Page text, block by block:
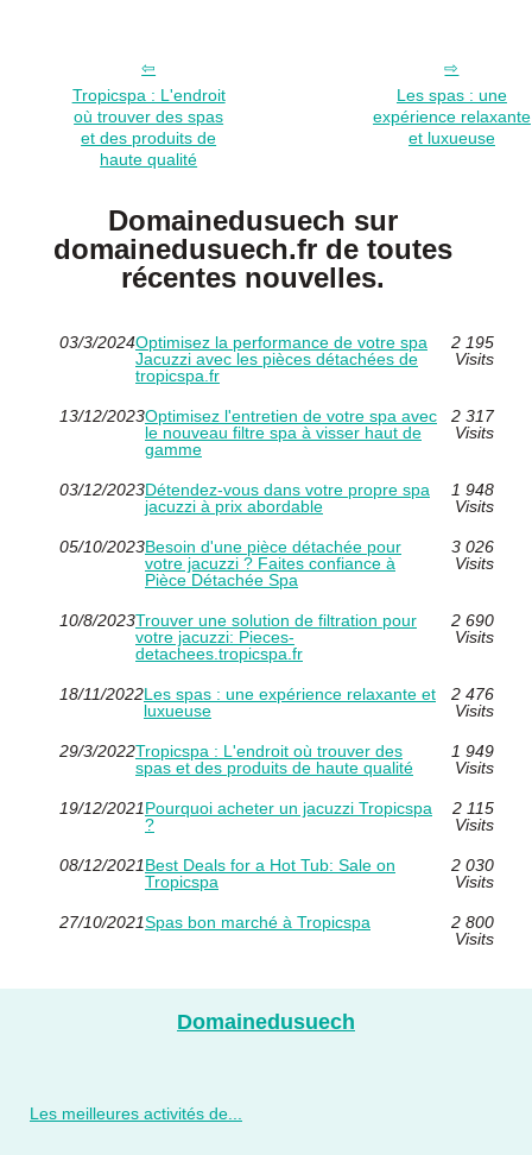
Tropicspa : L'endroit
où trouver des spas
et des produits de
haute qualité
Les spas : une
expérience relaxante
et luxueuse
Domainedusuech sur
domainedusuech.fr de toutes
récentes nouvelles.
03/3/2024Optimisez la performance de votre spa
Jacuzzi avec les pièces détachées de
tropicspa.fr
2 195
Visits
13/12/2023Optimisez l'entretien de votre spa avec
le nouveau filtre spa à visser haut de
gamme
2 317
Visits
03/12/2023Détendez-vous dans votre propre spa
jacuzzi à prix abordable
1 948
Visits
05/10/2023Besoin d'une pièce détachée pour
votre jacuzzi ? Faites confiance à
Pièce Détachée Spa
3 026
Visits
10/8/2023Trouver une solution de filtration pour
votre jacuzzi: Pieces-
detachees.tropicspa.fr
2 690
Visits
18/11/2022Les spas : une expérience relaxante et
luxueuse
2 476
Visits
29/3/2022Tropicspa : L'endroit où trouver des
spas et des produits de haute qualité
1 949
Visits
19/12/2021Pourquoi acheter un jacuzzi Tropicspa
?
2 115
Visits
08/12/2021Best Deals for a Hot Tub: Sale on
Tropicspa
2 030
Visits
27/10/2021Spas bon marché à Tropicspa
2 800
Visits
Domainedusuech
Les meilleures activités de...